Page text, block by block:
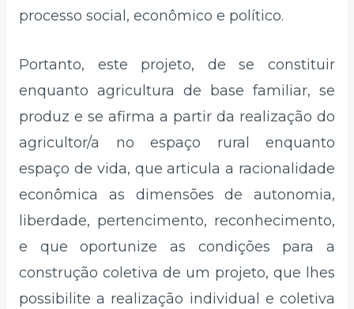
processo social, econômico e político.
Portanto, este projeto, de se constituir
enquanto agricultura de base familiar, se
produz e se afirma a partir da realização do
agricultor/a no espaço rural enquanto
espaço de vida, que articula a racionalidade
econômica as dimensões de autonomia,
liberdade, pertencimento, reconhecimento,
e que oportunize as condições para a
construção coletiva de um projeto, que lhes
possibilite a realização individual e coletiva